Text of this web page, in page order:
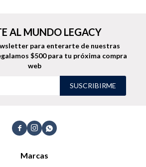
  
Marcas
AL MUNDO LEGACY
para enterarte de nuestras
$500 para tu próxima compra
web
SUSCRIBIRME